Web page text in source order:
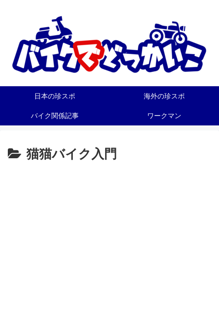
日本の珍スポ 海外の珍スポ
バイク関係記事 ワークマン
猫猫バイク入門